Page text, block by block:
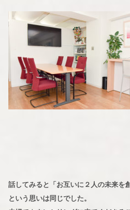
話してみると「お互いに２人の未来を
という思いは同じでした。